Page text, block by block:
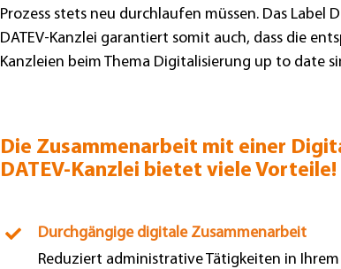
Prozess stets neu durchlaufen müssen. Das Label
DATEV-Kanzlei garantiert somit auch, dass die
Kanzleien beim Thema Digitalisierung up to date
Die Zusammenarbeit mit einer
DATEV-Kanzlei bietet viele Vorteile!
Durchgängige digitale Zusammenarbeit
Reduziert administrative Tätigkeiten in Ihrem